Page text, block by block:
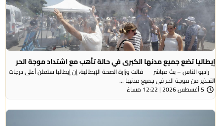
إيطاليا تضع جميع مدنها الكبرى في حالة تأهب مع اشتداد موجة الحر
راديو الناس – بث مباشر قالت وزارة الصحة الإيطالية، إن إيطاليا ستعلن أعلى درجات
التحذير من موجة ​الحر في جميع مدنها ...
5 أغسطس 2026 | 12:22 مساءً